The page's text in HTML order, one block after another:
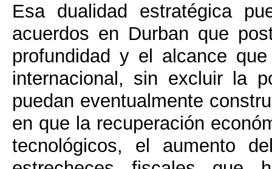
Esa dualidad estratégica
acuerdos en Durban que
profundidad y el alcance
internacional, sin excluir la
puedan eventualmente
en que la recuperación
tecnológicos, el aumento